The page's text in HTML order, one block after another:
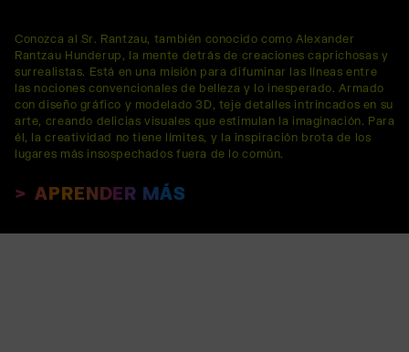
Conozca al Sr. Rantzau, también conocido como Alexander
Rantzau Hunderup, la mente detrás de creaciones caprichosas y
surrealistas. Está en una misión para difuminar las líneas entre
las nociones convencionales de belleza y lo inesperado. Armado
con diseño gráfico y modelado 3D, teje detalles intrincados en su
arte, creando delicias visuales que estimulan la imaginación. Para
él, la creatividad no tiene límites, y la inspiración brota de los
lugares más insospechados fuera de lo común.
APRENDER MÁS